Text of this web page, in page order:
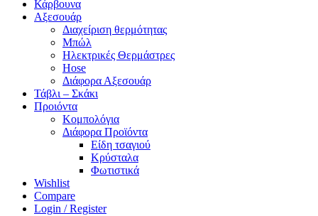
Κάρβουνα
Αξεσουάρ
Διαχείριση θερμότητας
Μπώλ
Ηλεκτρικές Θερμάστρες
Hose
Διάφορα Αξεσουάρ
Τάβλι – Σκάκι
Προιόντα
Κομπολόγια
Διάφορα Προϊόντα
Είδη τσαγιού
Κρύσταλα
Φωτιστικά
Wishlist
Compare
Login / Register